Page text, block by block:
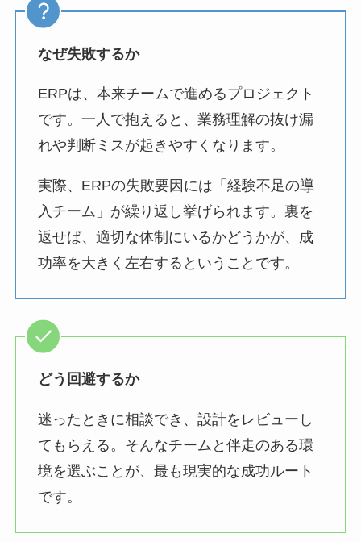
なぜ失敗するか
ERPは、本来チームで進めるプロジェクト
です。一人で抱えると、業務理解の抜け漏
れや判断ミスが起きやすくなります。
実際、ERPの失敗要因には「経験不足の導
入チーム」が繰り返し挙げられます。裏を
返せば、適切な体制にいるかどうかが、成
功率を大きく左右するということです。
どう回避するか
迷ったときに相談でき、設計をレビューし
てもらえる。そんなチームと伴走のある環
境を選ぶことが、最も現実的な成功ルート
です。